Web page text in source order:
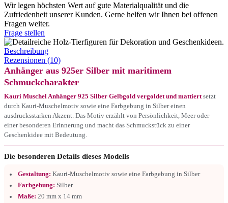
Wir legen höchsten Wert auf gute Materialqualität und die
Zufriedenheit unserer Kunden. Gerne helfen wir Ihnen bei offenen
Fragen weiter.
Frage stellen
Beschreibung
Rezensionen (10)
Anhänger aus 925er Silber mit maritimem
Schmuckcharakter
Kauri Muschel Anhänger 925 Silber Gelbgold vergoldet und mattiert setzt
durch Kauri-Muschelmotiv sowie eine Farbgebung in Silber einen
ausdrucksstarken Akzent. Das Motiv erzählt von Persönlichkeit, Meer oder
einer besonderen Erinnerung und macht das Schmuckstück zu einer
Geschenkidee mit Bedeutung.
Die besonderen Details dieses Modells
Gestaltung: Kauri-Muschelmotiv sowie eine Farbgebung in Silber
Farbgebung: Silber
Maße: 20 mm x 14 mm